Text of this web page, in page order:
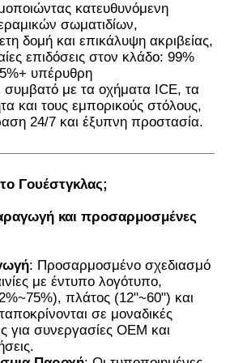
χρωμάτων αυτοκινήτων
κατευθυνόμενη
σωματιδίων,
δομή και επικάλυψη ακριβείας,
επιδόσεις στον κλάδο: 99%
υπέρυθρη
συμβατό με τα οχήματα ICE, τα
και τους εμπορικούς στόλους,
24/7 και έξυπνη προστασία.
το Γουέστγκλας;
και προσαρμοσμένες
: Προσαρμοσμένο σχεδιασμό
με έντυπο λογότυπο,
πλάτος (12"~60") και
σε μοναδικές
για συνεργασίες OEM και